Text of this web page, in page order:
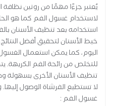
يُعتبر جزءًا مهمًا من روتين
لاستخدام غسول الفم كما هو
استخدامه بعد تنظيف الأسنان
خيط الأسنان لتحقيق أفضل
اليوم، كما يمكن استعمال
للتخلص من رائحة الفم
تنظيف الأسنان الأخرى بسهولة
لا تستطيع الفرشاة الوصول
غسول الفم :